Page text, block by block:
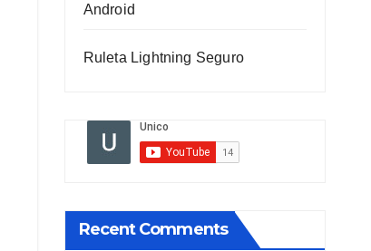
Android
Ruleta Lightning Seguro
Recent Comments